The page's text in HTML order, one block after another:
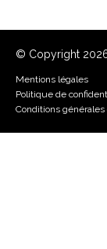
© Copyright
Mentions légales
Politique de
Conditions